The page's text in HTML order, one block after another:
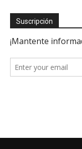
Suscripción